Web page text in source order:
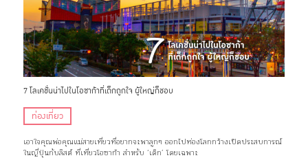
7 โลเคชั่นน่าไปในโอซาก้าที่เด็กถูกใจ ผู้ใหญ่ก็ชอบ
ท่องเที่ยว
เอาใจคุณพ่อคุณแม่สายเที่ยวที่อยากจะพาลูกๆ ออกไปท่องโลกกว้างเปิดประสบการณ์
ในญี่ปุ่นกับลิสต์ ที่เที่ยวโอซาก้า สำหรับ ‘เด็ก’ โดยเฉพาะ